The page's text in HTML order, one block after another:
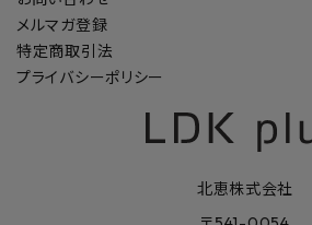
メルマガ登録
特定商取引法
プライバシーポリシー
北恵株式会社